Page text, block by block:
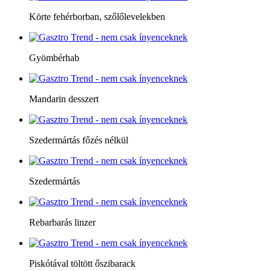
Körte fehérborban, szőlőlevelekben
Gyömbérhab
Mandarin desszert
Szedermártás főzés nélkül
Szedermártás
Rebarbarás linzer
Piskótával töltött őszibarack